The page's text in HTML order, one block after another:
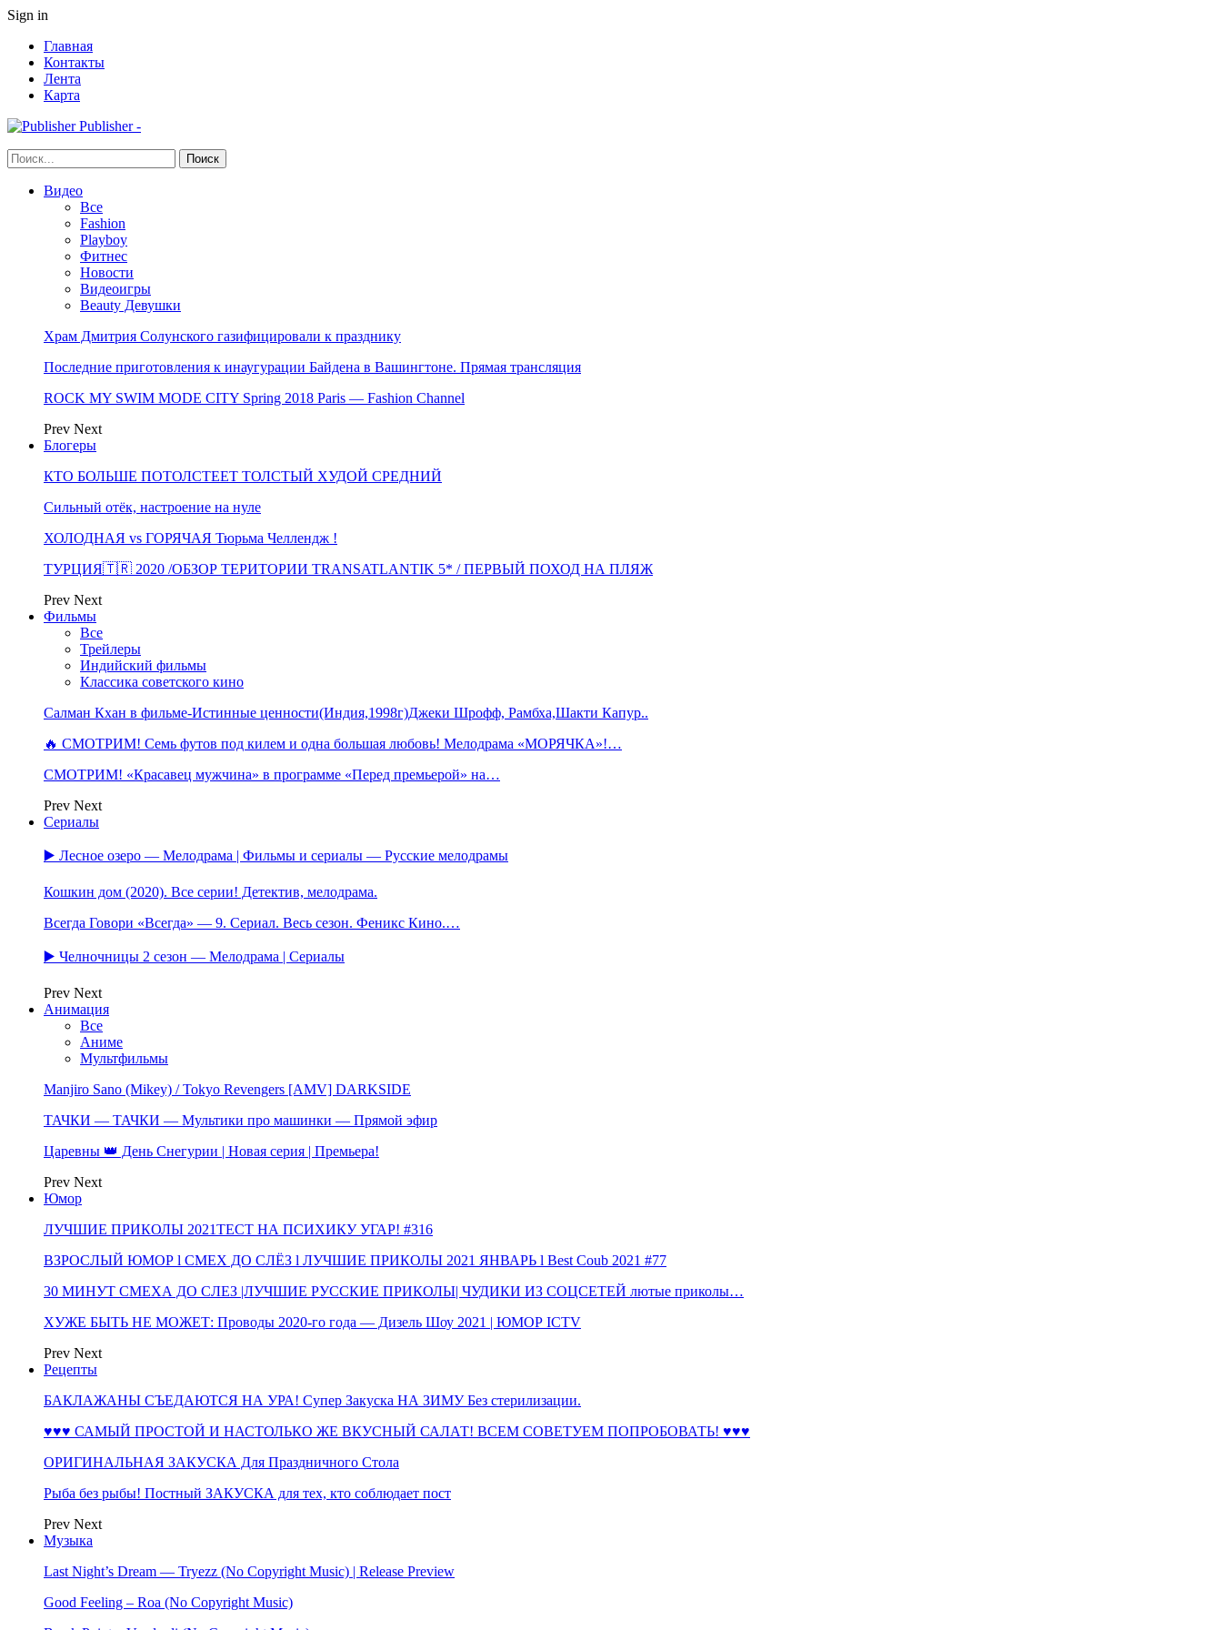
Sign in
Главная
Контакты
Лента
Карта
Publisher -
Видео
Все
Fashion
Playboy
Фитнес
Новости
Видеоигры
Beauty Девушки
Храм Дмитрия Солунского газифицировали к празднику
Последние приготовления к инаугурации Байдена в Вашингтоне. Прямая трансляция
ROCK MY SWIM MODE CITY Spring 2018 Paris — Fashion Channel
Prev Next
Блогеры
КТО БОЛЬШЕ ПОТОЛСТЕЕТ ТОЛСТЫЙ ХУДОЙ СРЕДНИЙ
Сильный отёк, настроение на нуле
ХОЛОДНАЯ vs ГОРЯЧАЯ Тюрьма Челлендж !
ТУРЦИЯ🇹🇷 2020 /ОБЗОР ТЕРИТОРИИ TRANSATLANTIK 5* / ПЕРВЫЙ ПОХОД НА ПЛЯЖ
Prev Next
Фильмы
Все
Трейлеры
Индийский фильмы
Классика советского кино
Салман Кхан в фильме-Истинные ценности(Индия,1998г)Джеки Шрофф, Рамбха,Шакти Капур..
🔥 СМОТРИМ! Семь футов под килем и одна большая любовь! Мелодрама «МОРЯЧКА»!…
СМОТРИМ! «Красавец мужчина» в программе «Перед премьерой» на…
Prev Next
Сериалы
▶️ Лесное озеро — Мелодрама | Фильмы и сериалы — Русские мелодрамы
Кошкин дом (2020). Все серии! Детектив, мелодрама.
Всегда Говори «Всегда» — 9. Сериал. Весь сезон. Феникс Кино.…
▶️ Челночницы 2 сезон — Мелодрама | Сериалы
Prev Next
Анимация
Все
Аниме
Мультфильмы
Manjiro Sano (Mikey) / Tokyo Revengers [AMV] DARKSIDE
ТАЧКИ — ТАЧКИ — Мультики про машинки — Прямой эфир
Царевны 👑 День Снегурии | Новая серия | Премьера!
Prev Next
Юмор
ЛУЧШИЕ ПРИКОЛЫ 2021ТЕСТ НА ПСИХИКУ УГАР! #316
ВЗРОСЛЫЙ ЮМОР l СМЕХ ДО СЛЁЗ l ЛУЧШИЕ ПРИКОЛЫ 2021 ЯНВАРЬ l Best Coub 2021 #77
30 МИНУТ СМЕХА ДО СЛЕЗ |ЛУЧШИЕ РУССКИЕ ПРИКОЛЫ| ЧУДИКИ ИЗ СОЦСЕТЕЙ лютые приколы…
ХУЖЕ БЫТЬ НЕ МОЖЕТ: Проводы 2020-го года — Дизель Шоу 2021 | ЮМОР ICTV
Prev Next
Рецепты
БАКЛАЖАНЫ СЪЕДАЮТСЯ НА УРА! Супер Закуска НА ЗИМУ Без стерилизации.
♥♥♥ САМЫЙ ПРОСТОЙ И НАСТОЛЬКО ЖЕ ВКУСНЫЙ САЛАТ! ВСЕМ СОВЕТУЕМ ПОПРОБОВАТЬ! ♥♥♥
ОРИГИНАЛЬНАЯ ЗАКУСКА Для Праздничного Стола
Рыба без рыбы! Постный ЗАКУСКА для тех, кто соблюдает пост
Prev Next
Музыка
Last Night’s Dream — Tryezz (No Copyright Music) | Release Preview
Good Feeling – Roa (No Copyright Music)